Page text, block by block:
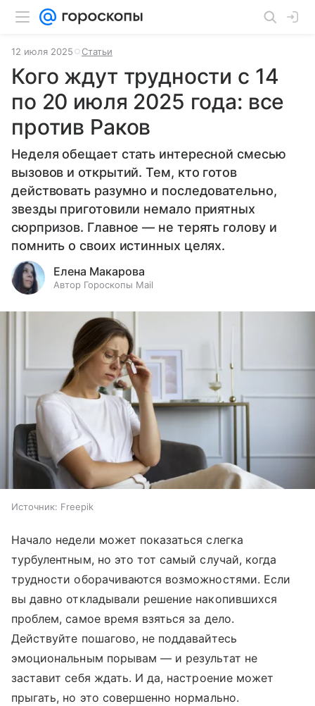
12 июля 2025 Статьи
Кого ждут трудности с 14
по 20 июля 2025 года: все
против Раков
Неделя обещает стать интересной смесью
вызовов и открытий. Тем, кто готов
действовать разумно и последовательно,
звезды приготовили немало приятных
сюрпризов. Главное — не терять голову и
помнить о своих истинных целях.
Елена Макарова
Автор Гороскопы Mail
Источник: Freepik
Начало недели может показаться слегка
турбулентным, но это тот самый случай, когда
трудности оборачиваются возможностями. Если
вы давно откладывали решение накопившихся
проблем, самое время взяться за дело.
Действуйте пошагово, не поддавайтесь
эмоциональным порывам — и результат не
заставит себя ждать. И да, настроение может
прыгать, но это совершенно нормально.